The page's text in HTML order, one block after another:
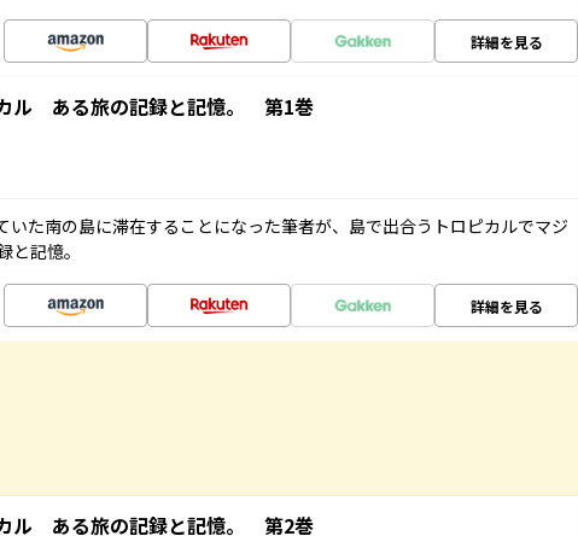
詳細を見る
ル ある旅の記録と記憶。 第1巻
いた南の島に滞在することになった筆者が、島で出合うトロピカルでマジ
と記憶。
詳細を見る
ル ある旅の記録と記憶。 第2巻